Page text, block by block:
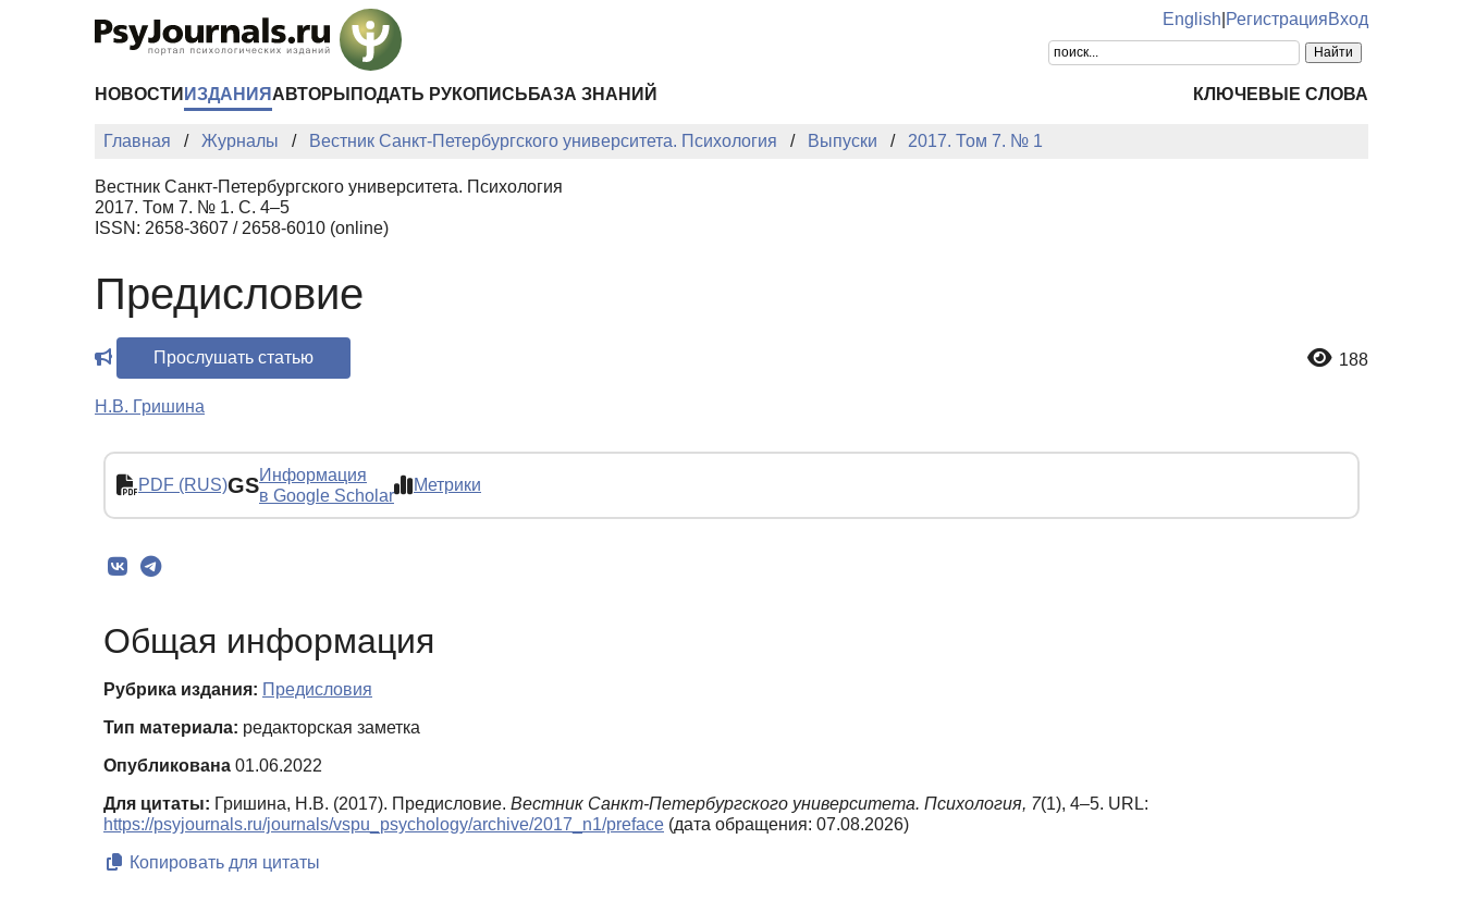
English РегистрацияВход
НОВОСТИ ИЗДАНИЯ АВТОРЫ ПОДАТЬ РУКОПИСЬ БАЗА ЗНАНИЙ КЛЮЧЕВЫЕ СЛОВА
Главная Журналы Вестник Санкт-Петербургского университета. Психология Выпуски 2017. Том 7. № 1
Вестник Санкт-Петербургского университета. Психология
2017. Том 7. № 1. С. 4–5
ISSN: 2658-3607 / 2658-6010 (online)
Предисловие
Прослушать статью 188
Н.В. Гришина
PDF (RUS)GSИнформация
в Google Scholar
Метрики
Общая информация
Рубрика издания: Предисловия
Тип материала: редакторская заметка
Опубликована 01.06.2022
Для цитаты: Гришина, Н.В. (2017). Предисловие. Вестник Санкт-Петербургского университета. Психология, 7(1), 4–5. URL:
https://psyjournals.ru/journals/vspu_psychology/archive/2017_n1/preface (дата обращения: 07.08.2026)
Копировать для цитаты